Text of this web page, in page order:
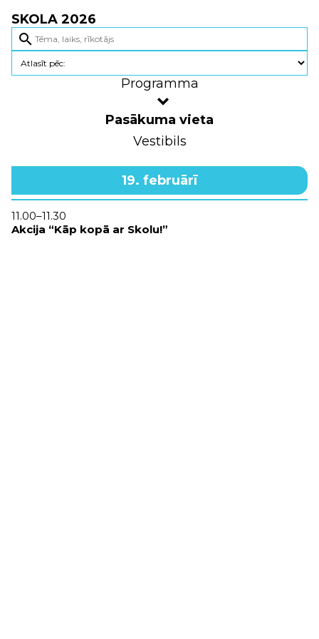
SKOLA 2026
search
Programma
Pasākuma vieta
Vestibils
19. februārī
11.00–11.30
Akcija “Kāp kopā ar Skolu!”